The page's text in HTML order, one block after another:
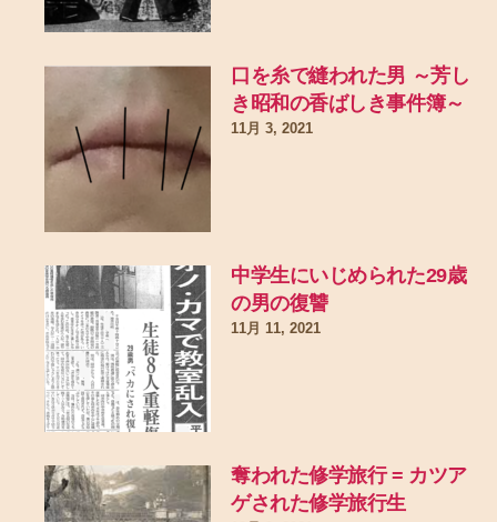
口を糸で縫われた男 ～芳し
き昭和の香ばしき事件簿～
11月 3, 2021
中学生にいじめられた29歳
の男の復讐
11月 11, 2021
奪われた修学旅行 = カツア
ゲされた修学旅行生